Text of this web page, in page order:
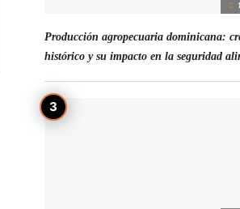
Producción agropecuaria dominicana:
histórico y su impacto en la seguridad